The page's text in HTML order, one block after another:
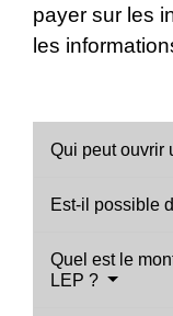
payer sur les
les
Qui peut ouvrir
Est-il possible
Quel est le
LEP ?